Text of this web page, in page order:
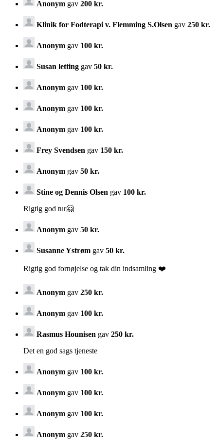
Anonym gav 200 kr.
Klinik for Fodterapi v. Flemming S.Olsen gav 250 kr.
Anonym gav 100 kr.
Susan letting gav 50 kr.
Anonym gav 100 kr.
Anonym gav 100 kr.
Anonym gav 100 kr.
Frey Svendsen gav 150 kr.
Anonym gav 50 kr.
Stine og Dennis Olsen gav 100 kr.
Rigtig god tur🤗
Anonym gav 50 kr.
Susanne Ystrøm gav 50 kr.
Rigtig god fornøjelse og tak din indsamling ❤️
Anonym gav 250 kr.
Anonym gav 100 kr.
Rasmus Hounisen gav 250 kr.
Det en god sags tjeneste
Anonym gav 100 kr.
Anonym gav 100 kr.
Anonym gav 100 kr.
Anonym gav 250 kr.